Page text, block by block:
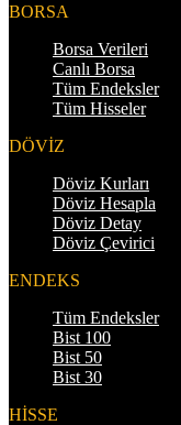
BORSA
Borsa Verileri
Canlı Borsa
Tüm Endeksler
Tüm Hisseler
DÖVİZ
Döviz Kurları
Döviz Hesapla
Döviz Detay
Döviz Çevirici
ENDEKS
Tüm Endeksler
Bist 100
Bist 50
Bist 30
HİSSE